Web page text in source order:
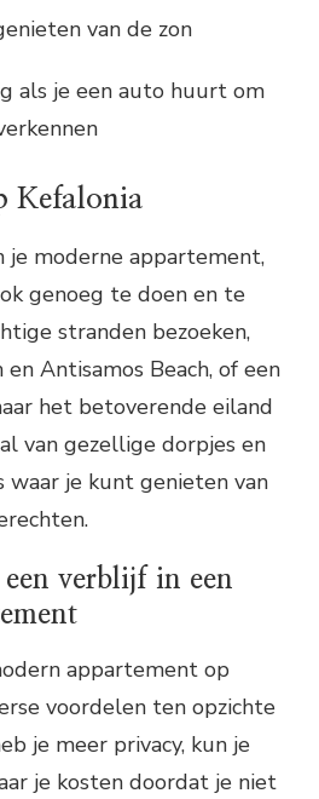
van de zon
als je een auto huurt om
Kefalonia
je moderne appartement,
genoeg te doen en te
stranden bezoeken,
Antisamos Beach, of een
het betoverende eiland
van gezellige dorpjes en
waar je kunt genieten van
verblijf in een
appartement op
voordelen ten opzichte
je meer privacy, kun je
je kosten doordat je niet